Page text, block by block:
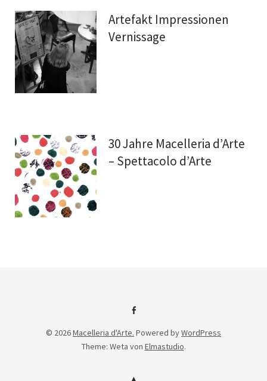
Artefakt Impressionen
Vernissage
30 Jahre Macelleria d’Arte
– Spettacolo d’Arte
Facebook
© 2026Macelleria d'Arte. Powered byWordPress
Theme: Weta von Elmastudio.